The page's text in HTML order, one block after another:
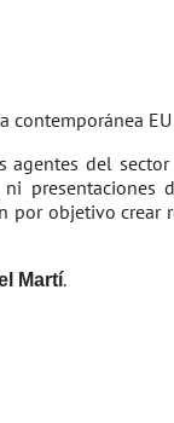
del
objetivo
Martí.